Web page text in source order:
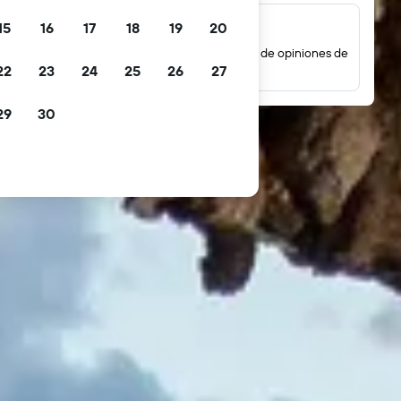
Millones de opiniones
Mira las puntuaciones basadas en millones de opiniones de
huéspedes reales.
16 17 18 19 20
23 24 25 26 27
30